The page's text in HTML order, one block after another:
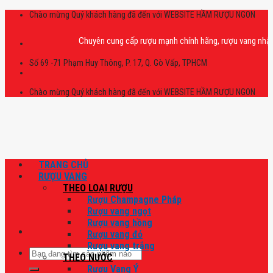
Skip
Chào mừng Quý khách hàng đã đến với WEBSITE HẦM RƯỢU NGON
Chuyên cung cấp rượu mạnh chính hãng, rượu vang nhập
Số 69 -71 Phạm Huy Thông, P. 17, Q. Gò Vấp, TPHCM
Chào mừng Quý khách hàng đã đến với WEBSITE HẦM RƯỢU NGON
Tìm
kiếm:
TRANG CHỦ
RƯỢU VANG
THEO LOẠI RƯỢU
Rượu Champagne Pháp
Rượu vang ngọt
Rượu vang hồng
Rượu vang đỏ
Rượu vang trắng
THEO NƯỚC
Rượu Vang Ý